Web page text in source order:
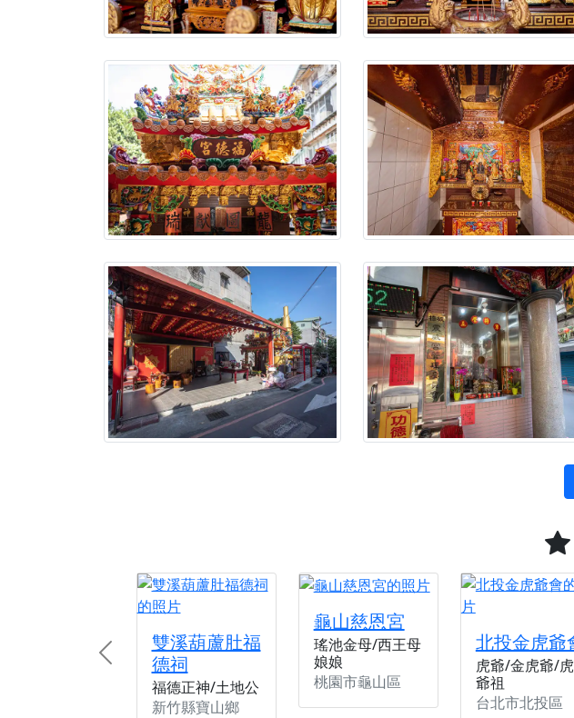
雙溪葫蘆肚福
德祠
福德正神/土地公
新竹縣寶山鄉
龜山慈恩宮
瑤池金母/西王母
娘娘
桃園市龜山區
北投金虎爺
虎爺/金虎爺/虎
爺祖
台北市北投區
Previous